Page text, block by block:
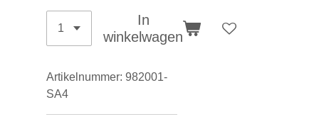
In
winkelwagen
Artikelnummer: 982001-
SA4